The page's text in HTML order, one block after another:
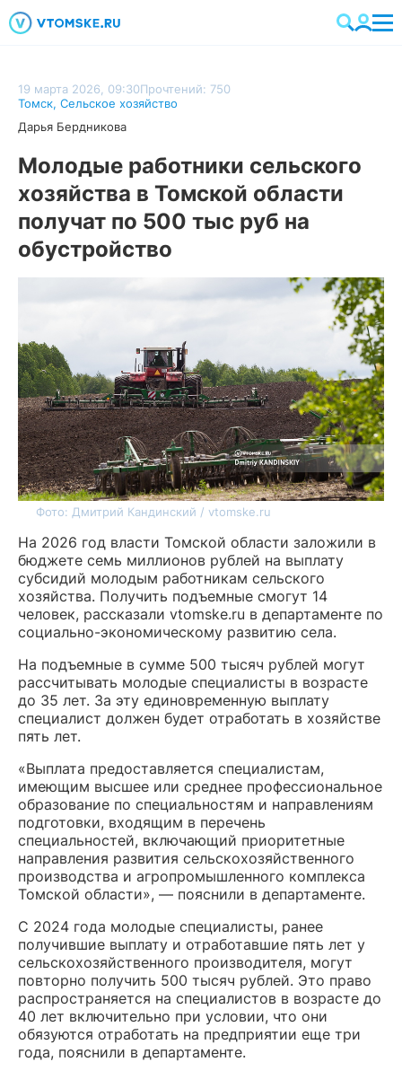
19 марта 2026, 09:30Прочтений: 750
Томск, Сельское хозяйство
Дарья Бердникова
Молодые работники сельского
хозяйства в Томской области
получат по 500 тыс руб на
обустройство
Фото: Дмитрий Кандинский / vtomske.ru
На 2026 год власти Томской области заложили в
бюджете семь миллионов рублей на выплату
субсидий молодым работникам сельского
хозяйства. Получить подъемные смогут 14
человек, рассказали vtomske.ru в департаменте по
социально-экономическому развитию села.
На подъемные в сумме 500 тысяч рублей могут
рассчитывать молодые специалисты в возрасте
до 35 лет. За эту единовременную выплату
специалист должен будет отработать в хозяйстве
пять лет.
«Выплата предоставляется специалистам,
имеющим высшее или среднее профессиональное
образование по специальностям и направлениям
подготовки, входящим в перечень
специальностей, включающий приоритетные
направления развития сельскохозяйственного
производства и агропромышленного комплекса
Томской области», — пояснили в департаменте.
С 2024 года молодые специалисты, ранее
получившие выплату и отработавшие пять лет у
сельскохозяйственного производителя, могут
повторно получить 500 тысяч рублей. Это право
распространяется на специалистов в возрасте до
40 лет включительно при условии, что они
обязуются отработать на предприятии еще три
года, пояснили в департаменте.